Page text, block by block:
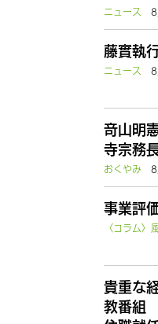
ニュース
藤實執
ニュース
竒山明
寺宗務長
おくやみ
事業評
〈コラム〉
貴重な
教番組